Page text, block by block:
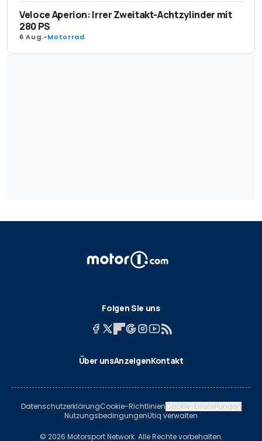
Veloce Aperion: Irrer Zweitakt-Achtzylinder mit
280 PS
6 Aug.-Motorrad
Folgen Sie uns
Über unsAnzeigenKontakt
DatenschutzerklärungCookie-RichtlinienCookie-Einstellungen
NutzungsbedingungenUtiq verwalten
© 2026 Motorsport Network. Alle Rechte vorbehalten.